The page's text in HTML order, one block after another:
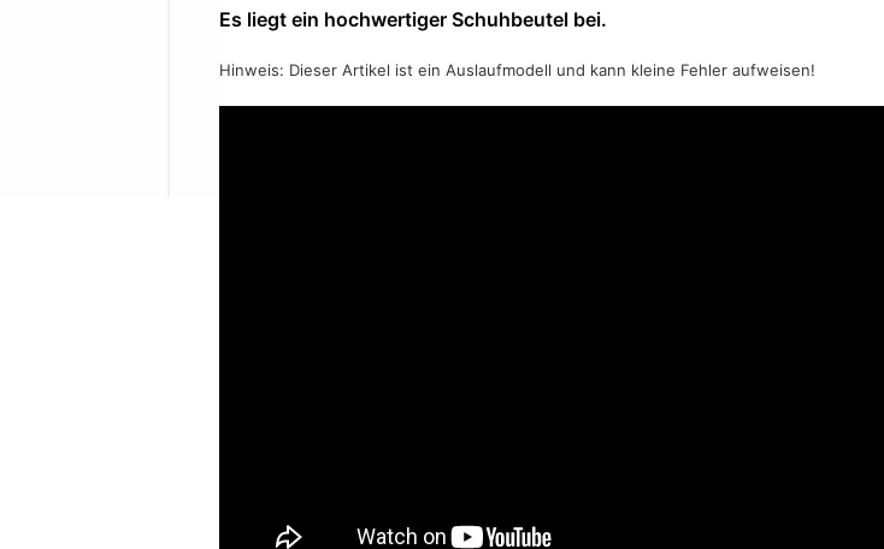
Es liegt ein hochwertiger Schuhbeutel bei.
Hinweis: Dieser Artikel ist ein Auslaufmodell und kann kleine Fehler aufweisen!